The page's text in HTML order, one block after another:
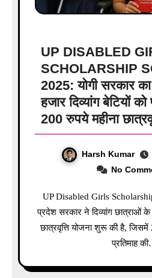
UP DISABLED
SCHOLARSHIP
2025: योगी सरकार
हजार दिव्यांग बेटियों
200 रुपये महीना
Harsh Kumar
No
UP Disabled Girls Scholarship Scheme 2025 उत्तर
प्रदेश सरकार ने दिव्यांग छात्राओं
छात्रवृत्ति योजना शुरू की है, जिसमें
प्रतिमाह